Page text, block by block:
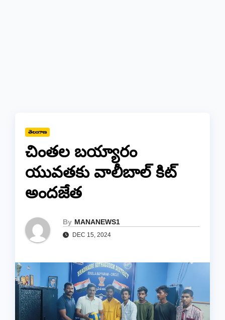
తెలంగాణ
చింతల బయ్యారం
యువతకు వాలీబాల్ కిట్
అందజేత
By MANANEWS1
DEC 15, 2024